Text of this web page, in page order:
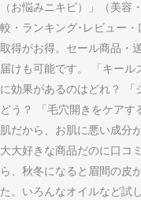
（お悩みニキビ）」（美容
較・ランキング･レビュー
取得がお得。セール商品・
届けも可能です。 「キー
に効果があるのはどれ？ 「
どう？ 「毛穴開きをケア
肌だから、お肌に悪い成分
大大好きな商品だのに口コ
ら、秋冬になると眉間の皮
た。いろんなオイルなど試